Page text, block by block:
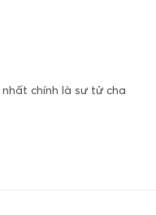
nhất chính là sư tử cha